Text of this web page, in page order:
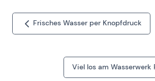
Frisches Wasser per Knopfdruck
Viel los am Wasserwerk